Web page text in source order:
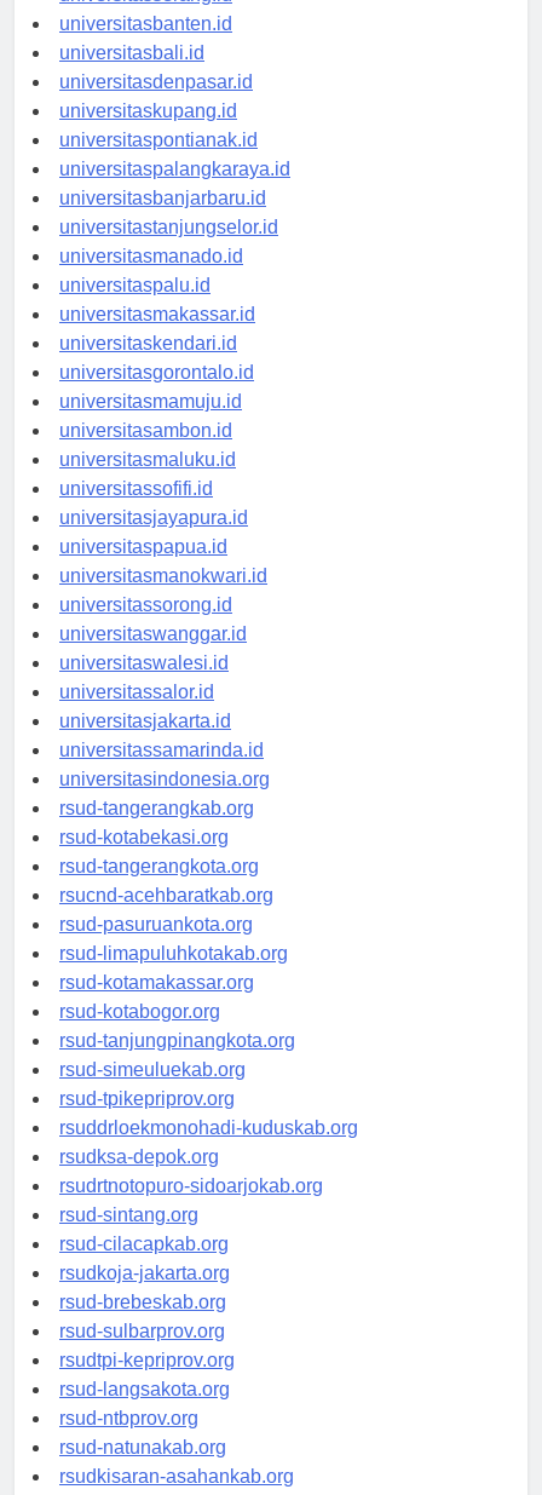
universitasserang.id
universitasbanten.id
universitasbali.id
universitasdenpasar.id
universitaskupang.id
universitaspontianak.id
universitaspalangkaraya.id
universitasbanjarbaru.id
universitastanjungselor.id
universitasmanado.id
universitaspalu.id
universitasmakassar.id
universitaskendari.id
universitasgorontalo.id
universitasmamuju.id
universitasambon.id
universitasmaluku.id
universitassofifi.id
universitasjayapura.id
universitaspapua.id
universitasmanokwari.id
universitassorong.id
universitaswanggar.id
universitaswalesi.id
universitassalor.id
universitasjakarta.id
universitassamarinda.id
universitasindonesia.org
rsud-tangerangkab.org
rsud-kotabekasi.org
rsud-tangerangkota.org
rsucnd-acehbaratkab.org
rsud-pasuruankota.org
rsud-limapuluhkotakab.org
rsud-kotamakassar.org
rsud-kotabogor.org
rsud-tanjungpinangkota.org
rsud-simeuluekab.org
rsud-tpikepriprov.org
rsuddrloekmonohadi-kuduskab.org
rsudksa-depok.org
rsudrtnotopuro-sidoarjokab.org
rsud-sintang.org
rsud-cilacapkab.org
rsudkoja-jakarta.org
rsud-brebeskab.org
rsud-sulbarprov.org
rsudtpi-kepriprov.org
rsud-langsakota.org
rsud-ntbprov.org
rsud-natunakab.org